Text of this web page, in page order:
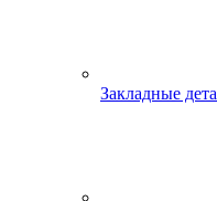
Закладные